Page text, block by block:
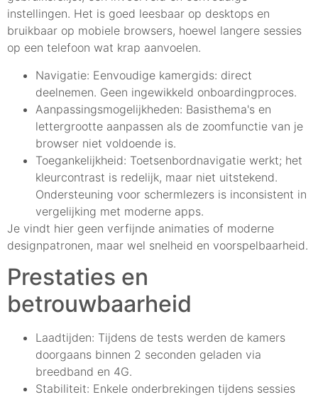
instellingen. Het is goed leesbaar op desktops en
bruikbaar op mobiele browsers, hoewel langere sessies
op een telefoon wat krap aanvoelen.
Navigatie: Eenvoudige kamergids: direct
deelnemen. Geen ingewikkeld onboardingproces.
Aanpassingsmogelijkheden: Basisthema's en
lettergrootte aanpassen als de zoomfunctie van je
browser niet voldoende is.
Toegankelijkheid: Toetsenbordnavigatie werkt; het
kleurcontrast is redelijk, maar niet uitstekend.
Ondersteuning voor schermlezers is inconsistent in
vergelijking met moderne apps.
Je vindt hier geen verfijnde animaties of moderne
designpatronen, maar wel snelheid en voorspelbaarheid.
Prestaties en
betrouwbaarheid
Laadtijden: Tijdens de tests werden de kamers
doorgaans binnen 2 seconden geladen via
breedband en 4G.
Stabiliteit: Enkele onderbrekingen tijdens sessies